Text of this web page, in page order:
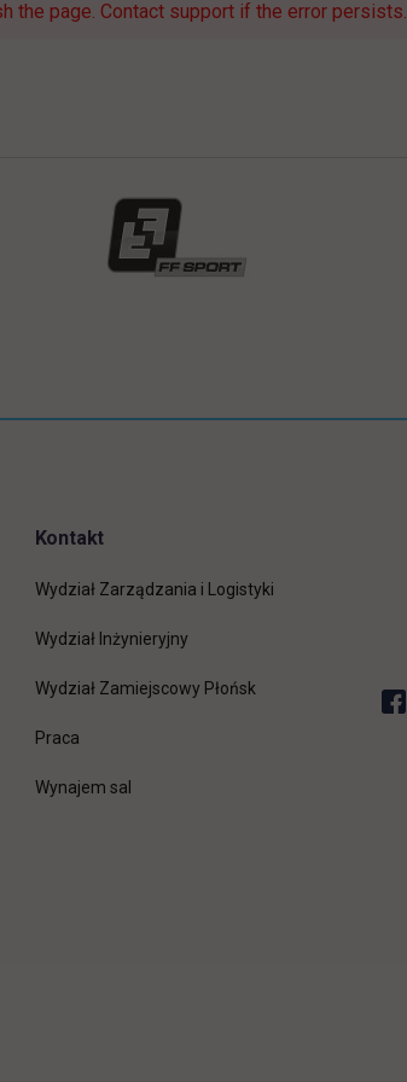
the page. Contact support if the error persists.
Kontakt
Wydział Zarządzania i Logistyki
Wydział Inżynieryjny
Wydział Zamiejscowy Płońsk
Pracalink otwiera się w nowej karcie
Wynajem sal